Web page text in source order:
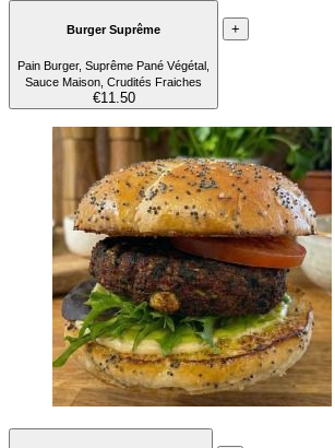
Burger Suprême
Pain Burger, Suprême Pané Végétal,
Sauce Maison, Crudités Fraiches
€11.50
+